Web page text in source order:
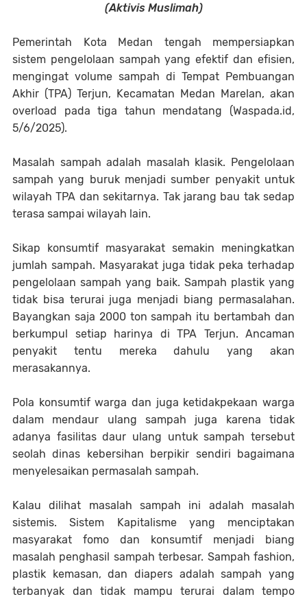
(Aktivis Muslimah)
Pemerintah Kota Medan tengah mempersiapkan
sistem pengelolaan sampah yang efektif dan efisien,
mengingat volume sampah di Tempat Pembuangan
Akhir (TPA) Terjun, Kecamatan Medan Marelan, akan
overload pada tiga tahun mendatang (Waspada.id,
5/6/2025).
Masalah sampah adalah masalah klasik. Pengelolaan
sampah yang buruk menjadi sumber penyakit untuk
wilayah TPA dan sekitarnya. Tak jarang bau tak sedap
terasa sampai wilayah lain.
Sikap konsumtif masyarakat semakin meningkatkan
jumlah sampah. Masyarakat juga tidak peka terhadap
pengelolaan sampah yang baik. Sampah plastik yang
tidak bisa terurai juga menjadi biang permasalahan.
Bayangkan saja 2000 ton sampah itu bertambah dan
berkumpul setiap harinya di TPA Terjun. Ancaman
penyakit tentu mereka dahulu yang akan
merasakannya.
Pola konsumtif warga dan juga ketidakpekaan warga
dalam mendaur ulang sampah juga karena tidak
adanya fasilitas daur ulang untuk sampah tersebut
seolah dinas kebersihan berpikir sendiri bagaimana
menyelesaikan permasalah sampah.
Kalau dilihat masalah sampah ini adalah masalah
sistemis. Sistem Kapitalisme yang menciptakan
masyarakat fomo dan konsumtif menjadi biang
masalah penghasil sampah terbesar. Sampah fashion,
plastik kemasan, dan diapers adalah sampah yang
terbanyak dan tidak mampu terurai dalam tempo